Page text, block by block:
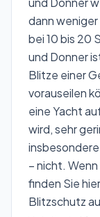
dann
bei 10 bis 20
und Donner
Blitze einer
vorauseilen
eine Yacht
wird, sehr
– nicht.
finden Sie
Blitzschutz